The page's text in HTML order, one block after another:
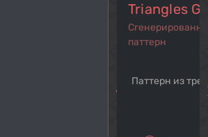
navigate_before
Triangles
паттерн
Паттерн из